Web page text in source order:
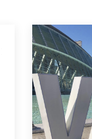
2026
Ver más